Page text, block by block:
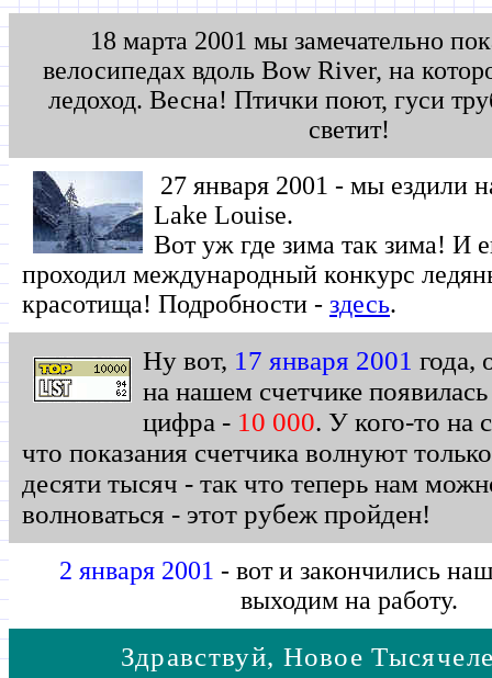
18 марта 2001 мы замечательно
велосипедах вдоль Bow River, на
ледоход. Весна! Птички поют, гуси
светит!
27 января 2001 - мы ездили
Lake Louise.
Вот уж где зима так зима! И
проходил международный конкурс
красотища! Подробности - здесь.
Ну вот, 17 января 2001 года,
на нашем счетчике появилась
цифра - 10 000. У кого-то на
что показания счетчика волнуют
десяти тысяч - так что теперь нам
волноваться - этот рубеж пройден!
2 января 2001 - вот и закончились
выходим на работу.
Здравствуй, Новое